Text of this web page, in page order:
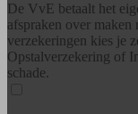
De VvE betaalt het
afspraken over
verzekeringen kies je
Opstalverzekering of
schade.